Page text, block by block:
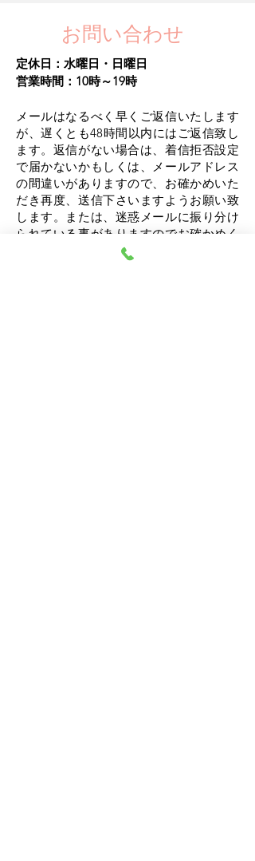
お問い合わせ
定休日：水曜日・日曜日​
営業時間：10時～19時
メールはなるべく早くご返信いたします
が、遅くとも48時間以内にはご返信致し
ます。 返信がない場合は、着信拒否設定
で届かないかもしくは、メールアドレス
の間違いがありますので、お確かめいた
だき再度、送信下さいますようお願い致
します。または、迷惑メールに振り分け
られている事がありますのでお確かめく